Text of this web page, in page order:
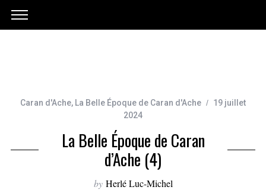
Caran d'Ache, La Belle Époque de Caran d'Ache
19 juillet
2024
La Belle Époque de Caran
d’Ache (4)
by Herlé Luc-Michel